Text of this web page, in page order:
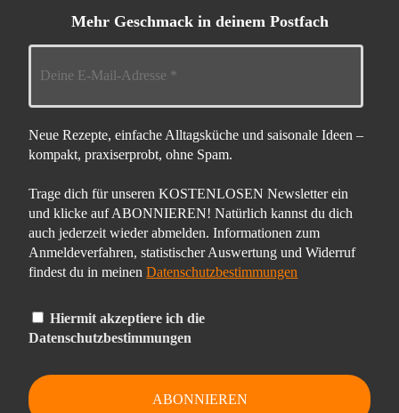
Mehr Geschmack in deinem Postfach
Neue Rezepte, einfache Alltagsküche und saisonale Ideen –
kompakt, praxiserprobt, ohne Spam.
Trage dich für unseren KOSTENLOSEN Newsletter ein
und klicke auf ABONNIEREN! Natürlich kannst du dich
auch jederzeit wieder abmelden. Informationen zum
Anmeldeverfahren, statistischer Auswertung und Widerruf
findest du in meinenDatenschutzbestimmungen
Hiermit akzeptiere ich die
Datenschutzbestimmungen